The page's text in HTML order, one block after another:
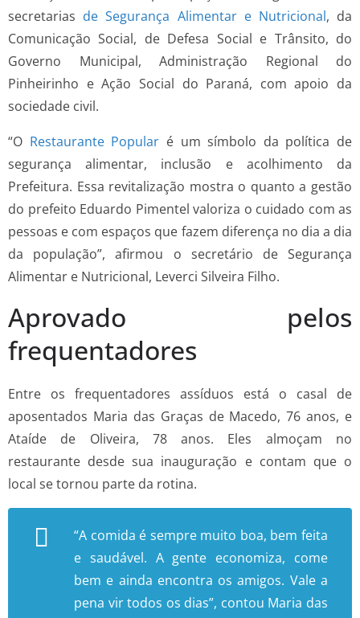
secretarias de Segurança Alimentar e Nutricional, da
Comunicação Social, de Defesa Social e Trânsito, do
Governo Municipal, Administração Regional do
Pinheirinho e Ação Social do Paraná, com apoio da
sociedade civil.
“O Restaurante Popular é um símbolo da política de
segurança alimentar, inclusão e acolhimento da
Prefeitura. Essa revitalização mostra o quanto a gestão
do prefeito Eduardo Pimentel valoriza o cuidado com as
pessoas e com espaços que fazem diferença no dia a dia
da população”, afirmou o secretário de Segurança
Alimentar e Nutricional, Leverci Silveira Filho.
Aprovado pelos
frequentadores
Entre os frequentadores assíduos está o casal de
aposentados Maria das Graças de Macedo, 76 anos, e
Ataíde de Oliveira, 78 anos. Eles almoçam no
restaurante desde sua inauguração e contam que o
local se tornou parte da rotina.
“A comida é sempre muito boa, bem feita
e saudável. A gente economiza, come
bem e ainda encontra os amigos. Vale a
pena vir todos os dias”, contou Maria das